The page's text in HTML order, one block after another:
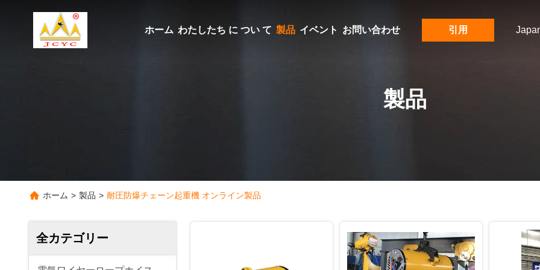
ホーム わたしたち に つい て 製品 イベント お問い合わせ 引用
製品
ホーム > 製品 > 耐圧防爆チェーン起重機 オンライン製品
全カテゴリー